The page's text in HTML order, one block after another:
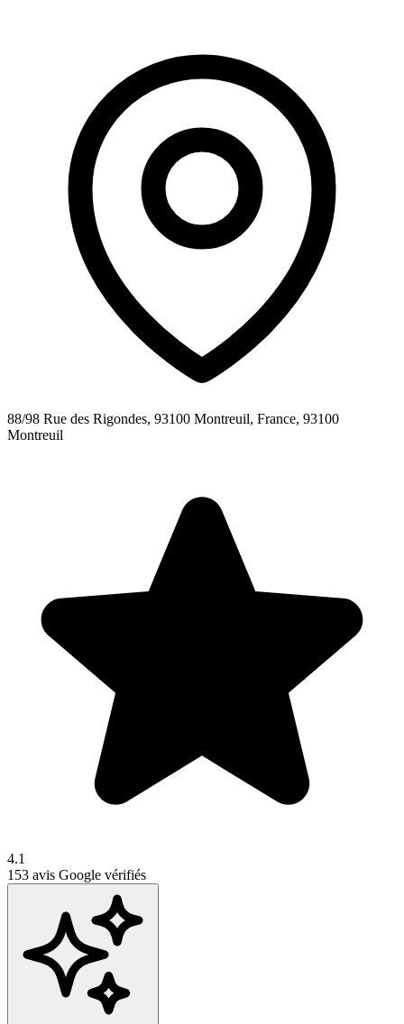
88/98 Rue des Rigondes, 93100 Montreuil, France, 93100
Montreuil
4.1
153 avis Google vérifiés